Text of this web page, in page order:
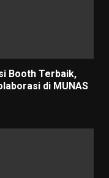
Booth Terbaik,
di MUNAS